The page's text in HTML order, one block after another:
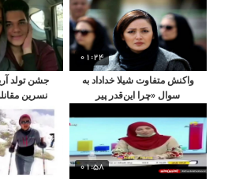
01:24
واکنش متفاوت شیلا خداداد به
سوال «چرا این‌قدر پیر
جشن تولد
نسرین
01:58